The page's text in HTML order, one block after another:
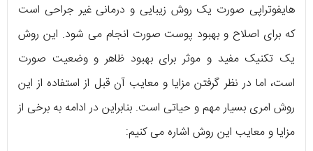
هایفوتراپی صورت یک روش زیبایی و درمانی غیر جراحی است
که برای اصلاح و بهبود پوست صورت انجام می شود. این روش
یک تکنیک مفید و موثر برای بهبود ظاهر و وضعیت صورت
است، اما در نظر گرفتن مزایا و معایب آن قبل از استفاده از این
روش امری بسیار مهم و حیاتی است. بنابراین در ادامه به برخی از
مزایا و معایب این روش اشاره می کنیم: